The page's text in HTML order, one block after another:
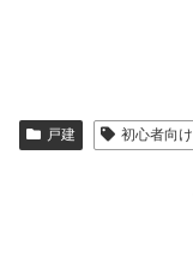
戸建 初心者向け